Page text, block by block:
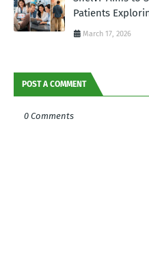
Patients
March 17, 2026
POST A COMMENT
0 Comments